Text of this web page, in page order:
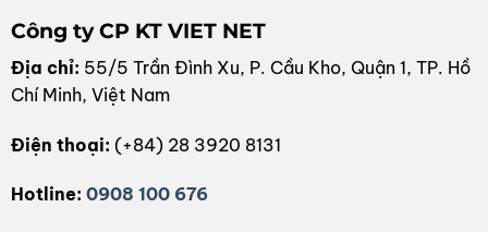
Công ty CP KT VIET NET
Địa chỉ: 55/5 Trần Đình Xu, P. Cầu Kho, Quận 1, TP. Hồ
Chí Minh, Việt Nam
Điện thoại: (+84) 28 3920 8131
Hotline: 0908 100 676